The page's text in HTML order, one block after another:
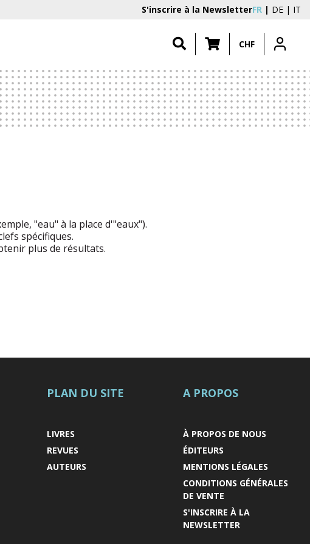
S'inscrire à la NewsletterFR DE IT
CHF
"eau" à la place d'"eaux").
spécifiques.
plus de résultats.
PLAN DU SITE
LIVRES
REVUES
AUTEURS
A PROPOS
À PROPOS DE NOUS
ÉDITEURS
MENTIONS LÉGALES
CONDITIONS GÉNÉRALES
DE VENTE
S'INSCRIRE À LA
NEWSLETTER